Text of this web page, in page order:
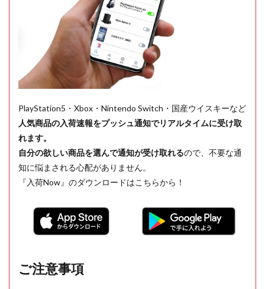
PlayStation5・Xbox・Nintendo Switch・国産ウイスキーなど
人気商品の入荷速報をプッシュ通知でリアルタイムに受け取
れます。
自分の欲しい商品を選んで通知が受け取れるので、不要な通
知に悩まされる心配がありません。
『入荷Now』のダウンロードはこちらから！
ご注意事項